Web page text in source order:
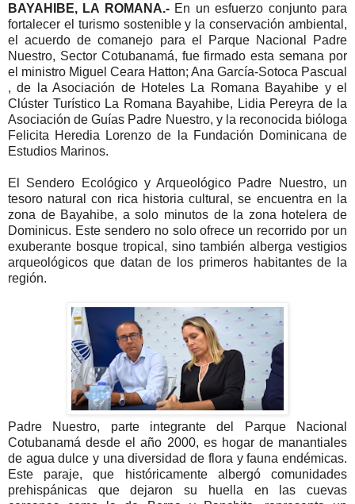
BAYAHIBE, LA ROMANA.- En un esfuerzo conjunto para
fortalecer el turismo sostenible y la conservación ambiental,
el acuerdo de comanejo para el Parque Nacional Padre
Nuestro, Sector Cotubanamá, fue firmado esta semana por
el ministro Miguel Ceara Hatton; Ana García-Sotoca Pascual
, de la Asociación de Hoteles La Romana Bayahibe y el
Clúster Turístico La Romana Bayahibe, Lidia Pereyra de la
Asociación de Guías Padre Nuestro, y la reconocida bióloga
Felicita Heredia Lorenzo de la Fundación Dominicana de
Estudios Marinos.
El Sendero Ecológico y Arqueológico Padre Nuestro, un
tesoro natural con rica historia cultural, se encuentra en la
zona de Bayahibe, a solo minutos de la zona hotelera de
Dominicus. Este sendero no solo ofrece un recorrido por un
exuberante bosque tropical, sino también alberga vestigios
arqueológicos que datan de los primeros habitantes de la
región.
Padre Nuestro, parte integrante del Parque Nacional
Cotubanamá desde el año 2000, es hogar de manantiales
de agua dulce y una diversidad de flora y fauna endémicas.
Este paraje, que históricamente albergó comunidades
prehispánicas que dejaron su huella en las cuevas